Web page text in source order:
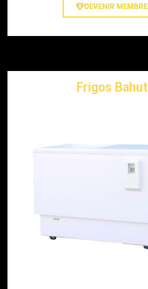
DEVENIR MEMBRE
Frigos Bahut